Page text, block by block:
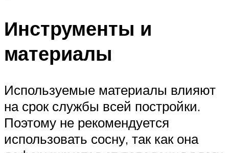
Инструменты и
материалы
Используемые материалы влияют
на срок службы всей постройки.
Поэтому не рекомендуется
использовать сосну, так как она